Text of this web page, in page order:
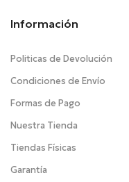
Información
Politicas de Devolución
Condiciones de Envío
Formas de Pago
Nuestra Tienda
Tiendas Físicas
Garantía